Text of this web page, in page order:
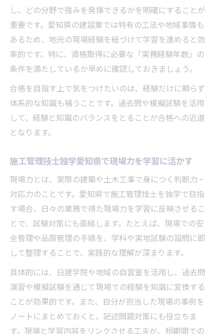
し、どの分野で強みを発揮できるかを明確にすることが
重要です。愛知県の建設業では特有の工法や地域事情も
あるため、地元の現場経験を紐づけて学習を進めると効
率的です。特に、資格取得に必要な「実務経験年数」の
条件を満たしているか早めに確認しておきましょう。
合格を目指す上で気をつけたいのは、経験だけに頼らず
体系的な知識も補うことです。過去問や模擬試験を活用
して、経験と知識のバランスをとることが合格への近道
となります。
施工管理技士独学愛知県で現場力を学習に活かす
現場力とは、実際の建築や土木工事で身につく判断力・
対応力のことです。愛知県で施工管理技士を独学で目指
す場合、日々の業務で得た現場力を学習に反映させるこ
とで、試験対策にも直結します。たとえば、現場での安
全管理や品質管理の手順を、学科や実地試験の設問に即
して整理することで、実践的な理解が深まります。
具体的には、日建学院や地域の自習室を活用し、過去問
演習や模擬試験を通じて現場での経験を知識に変換する
ことが効果的です。また、自分が担当した現場の事例を
ノートにまとめておくと、記述問題対策にも役立ちま